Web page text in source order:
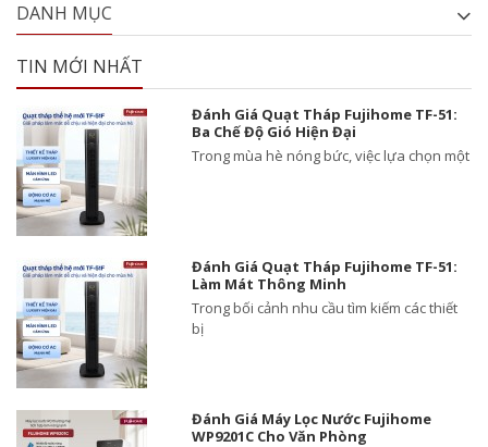
DANH MỤC
TIN MỚI NHẤT
Đánh Giá Quạt Tháp Fujihome TF-51:
Ba Chế Độ Gió Hiện Đại
Trong mùa hè nóng bức, việc lựa chọn một
Đánh Giá Quạt Tháp Fujihome TF-51:
Làm Mát Thông Minh
Trong bối cảnh nhu cầu tìm kiếm các thiết
bị
Đánh Giá Máy Lọc Nước Fujihome
WP9201C Cho Văn Phòng